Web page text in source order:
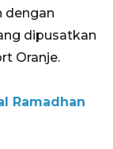
dengan
dipusatkan
Oranje.
Ramadhan